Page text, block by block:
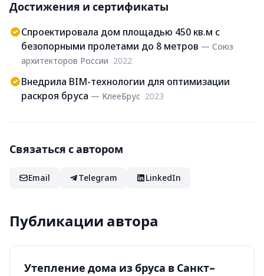
Достижения и сертификаты
Спроектировала дом площадью 450 кв.м с
безопорными пролетами до 8 метров — Союз
архитекторов России 2022
Внедрила BIM-технологии для оптимизации
раскроя бруса — КлееБрус 2023
Связаться с автором
Email Telegram LinkedIn
Публикации автора
Утепление дома из бруса в Санкт-